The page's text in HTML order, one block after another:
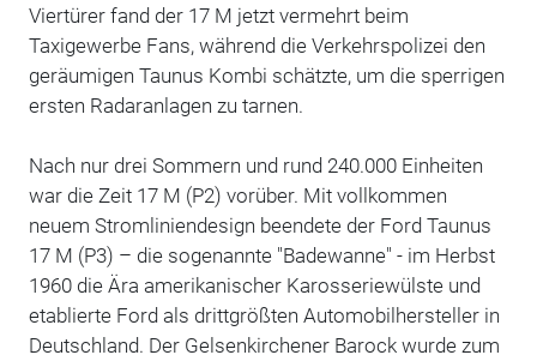
Viertürer fand der 17 M jetzt vermehrt beim
Taxigewerbe Fans, während die Verkehrspolizei den
geräumigen Taunus Kombi schätzte, um die sperrigen
ersten Radaranlagen zu tarnen.
Nach nur drei Sommern und rund 240.000 Einheiten
war die Zeit 17 M (P2) vorüber. Mit vollkommen
neuem Stromliniendesign beendete der Ford Taunus
17 M (P3) – die sogenannte "Badewanne" - im Herbst
1960 die Ära amerikanischer Karosseriewülste und
etablierte Ford als drittgrößten Automobilhersteller in
Deutschland. Der Gelsenkirchener Barock wurde zum